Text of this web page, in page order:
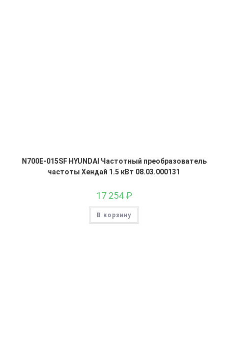
N700E-015SF HYUNDAI Частотный преобразователь
частоты Хендай 1.5 кВт 08.03.000131
17 254 ₽
В корзину